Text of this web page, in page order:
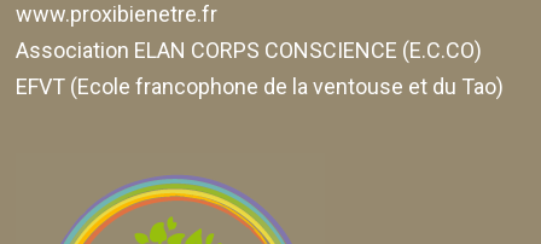
www.proxibienetre.fr
Association ELAN CORPS CONSCIENCE (E.C.CO)
EFVT (Ecole francophone de la ventouse et du Tao)